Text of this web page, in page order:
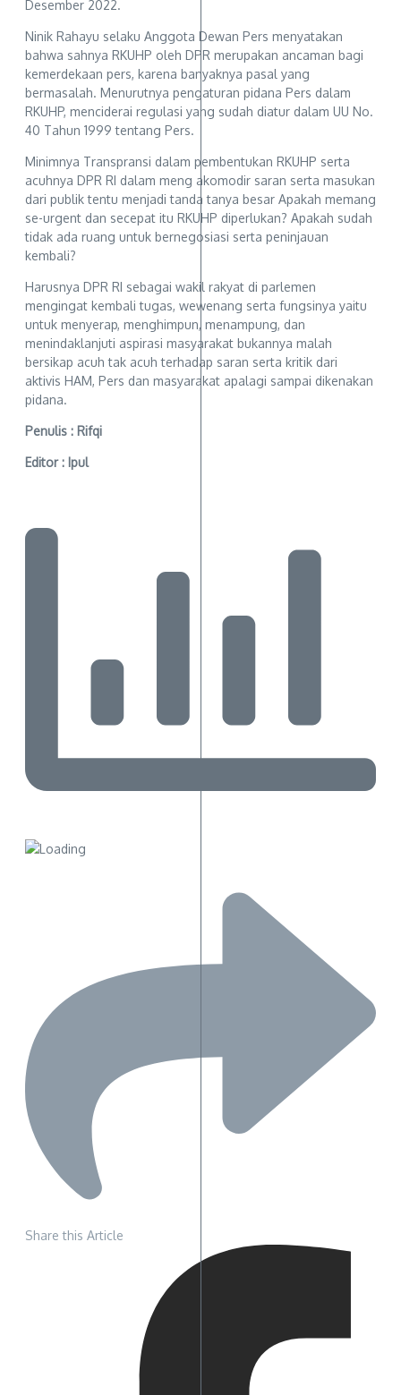
Desember 2022.
Ninik Rahayu selaku Anggota Dewan Pers menyatakan
bahwa sahnya RKUHP oleh DPR merupakan ancaman bagi
kemerdekaan pers, karena banyaknya pasal yang
bermasalah. Menurutnya pengaturan pidana Pers dalam
RKUHP, menciderai regulasi yang sudah diatur dalam UU No.
40 Tahun 1999 tentang Pers.
Minimnya Transpransi dalam pembentukan RKUHP serta
acuhnya DPR RI dalam meng akomodir saran serta masukan
dari publik tentu menjadi tanda tanya besar Apakah memang
se-urgent dan secepat itu RKUHP diperlukan? Apakah sudah
tidak ada ruang untuk bernegosiasi serta peninjauan
kembali?
Harusnya DPR RI sebagai wakil rakyat di parlemen
mengingat kembali tugas, wewenang serta fungsinya yaitu
untuk menyerap, menghimpun, menampung, dan
menindaklanjuti aspirasi masyarakat bukannya malah
bersikap acuh tak acuh terhadap saran serta kritik dari
aktivis HAM, Pers dan masyarakat apalagi sampai dikenakan
pidana.
Penulis : Rifqi
Editor : Ipul
Share this Article